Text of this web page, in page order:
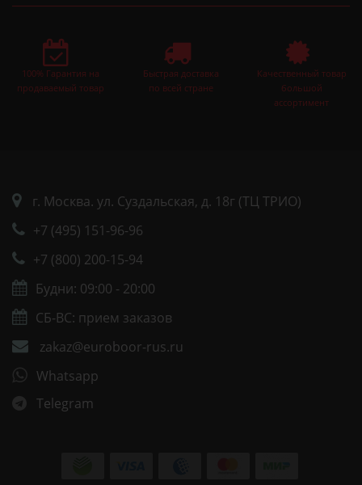
100% Гарантия на
продаваемый товар
Быстрая доставка
по всей стране
Качественный товар
большой
ассортимент
г. Москва. ул. Суздальская, д. 18г (ТЦ ТРИО)
+7 (495) 151-96-96
+7 (800) 200-15-94
Будни: 09:00 - 20:00
СБ-ВС: прием заказов
zakaz@euroboor-rus.ru
Whatsapp
Telegram